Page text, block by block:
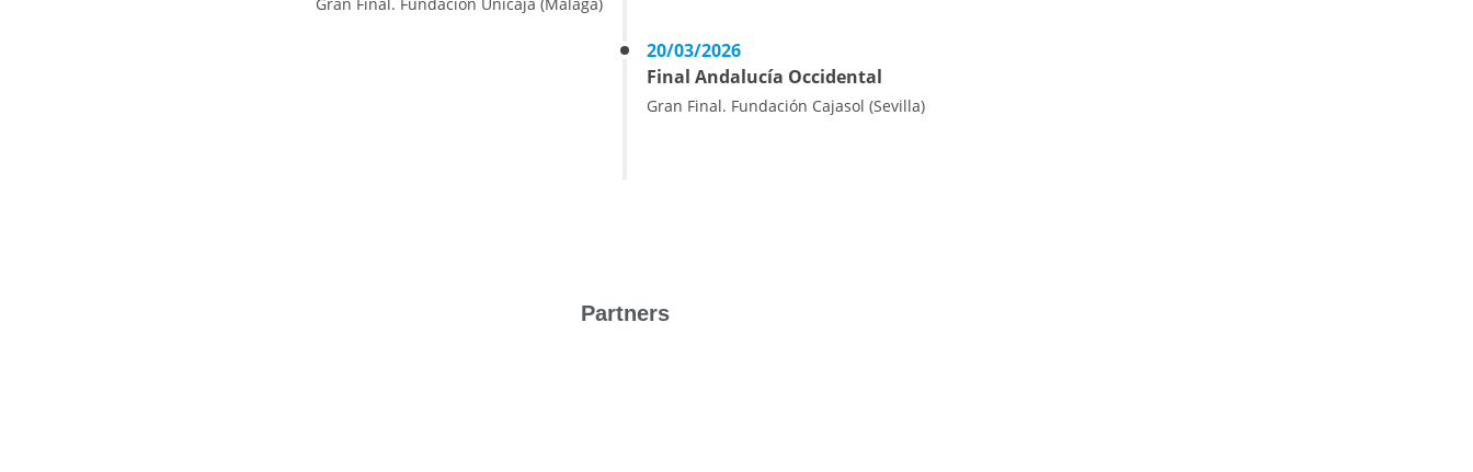
20/03/2026
Final Andalucía Occidental
Gran Final. Fundación Cajasol (Sevilla)
Partners